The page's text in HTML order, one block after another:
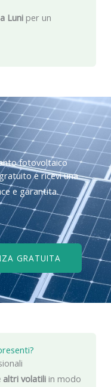
Luni per un
fotovoltaico
e ricevi una
e garantita.
GRATUITA
altri volatiliin modo